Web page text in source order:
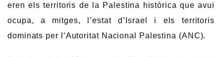
eren els territoris de la Palestina històrica que avui
ocupa, a mitges, l’estat d’Israel i els territoris
dominats per l’Autoritat Nacional Palestina (ANC).